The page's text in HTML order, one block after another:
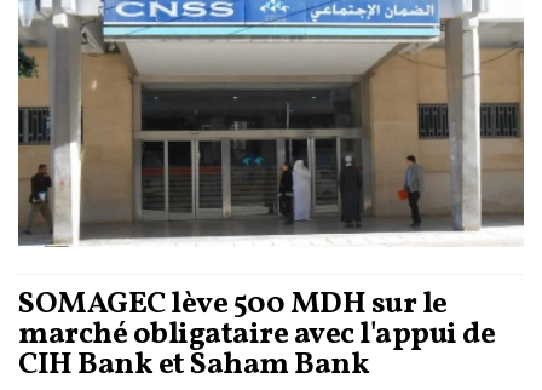
SOMAGEC lève 500 MDH sur le
marché obligataire avec l'appui de
CIH Bank et Saham Bank